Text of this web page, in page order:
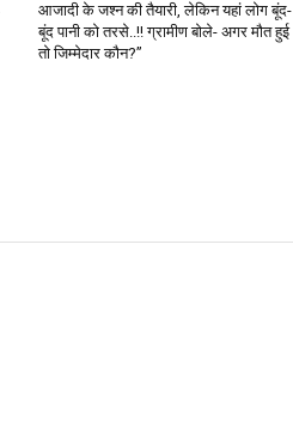
आजादी के जश्न की तैयारी, लेकिन यहां लोग बूंद-
बूंद पानी को तरसे..!! ग्रामीण बोले- अगर मौत हुई
तो जिम्मेदार कौन?”